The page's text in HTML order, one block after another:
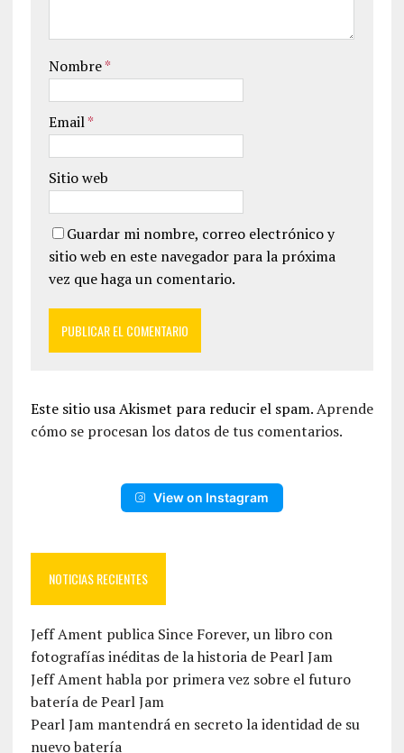
Nombre*
Email*
Sitio web
Guardar mi nombre, correo electrónico y
sitio web en este navegador para la próxima
vez que haga un comentario.
Este sitio usa Akismet para reducir el spam.Aprende
cómo se procesan los datos de tus comentarios.
View on Instagram
NOTICIAS RECIENTES
Jeff Ament publica Since Forever, un libro con
fotografías inéditas de la historia de Pearl Jam
Jeff Ament habla por primera vez sobre el futuro
batería de Pearl Jam
Pearl Jam mantendrá en secreto la identidad de su
nuevo batería